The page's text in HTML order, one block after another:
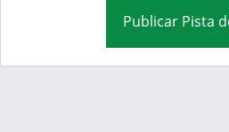
Publicar Pista